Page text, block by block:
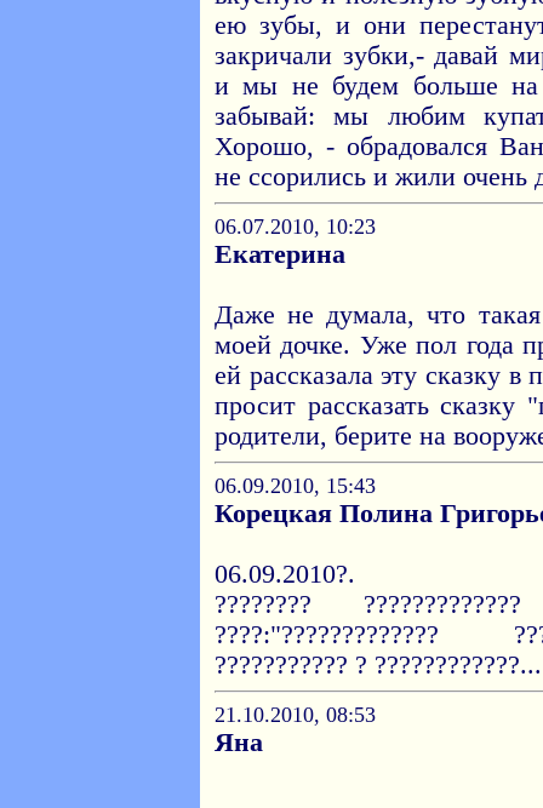
ею зубы, и они
закричали зубки,- давай
и мы не будем больше на
забывай: мы любим
Хорошо, - обрадовался
не ссорились и жили очень
06.07.2010, 10:23
Екатерина
Даже не думала, что такая
моей дочке. Уже пол года
ей рассказала эту сказку
просит рассказать
родители, берите на
06.09.2010, 15:43
Корецкая Полина
06.09.2010?.
????????
????:"?????????????
??????????? ?
21.10.2010, 08:53
Яна